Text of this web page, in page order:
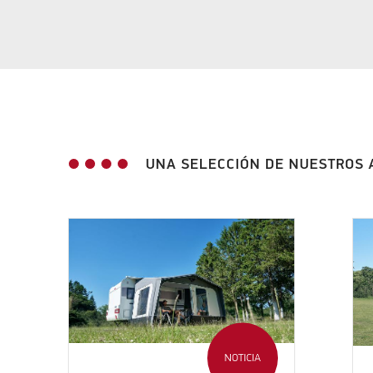
UNA SELECCIÓN DE NUESTROS
NOTICIA